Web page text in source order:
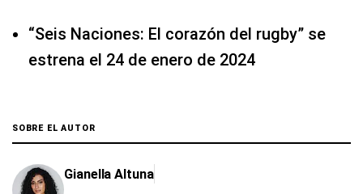
“Seis Naciones: El corazón del rugby” se
estrena el 24 de enero de 2024
SOBRE EL AUTOR
Gianella Altuna